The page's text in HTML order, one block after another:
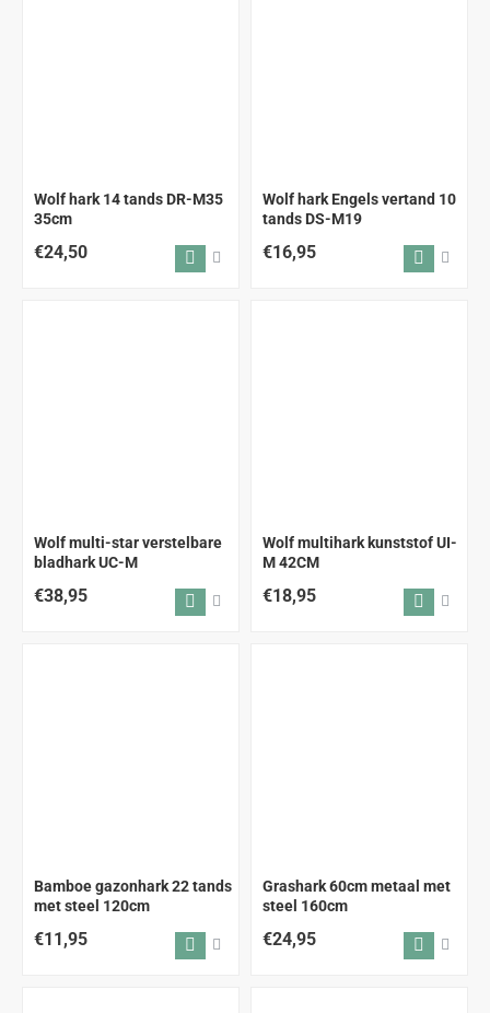
Wolf hark 14 tands DR-M35
35cm
€24,50
Wolf hark Engels vertand 10
tands DS-M19
€16,95
Wolf multi-star verstelbare
bladhark UC-M
€38,95
Wolf multihark kunststof UI-
M 42CM
€18,95
ALLEEN AFHALEN
Bamboe gazonhark 22 tands
met steel 120cm
€11,95 ALLEEN AFHALEN
Grashark 60cm metaal met
steel 160cm
€24,95